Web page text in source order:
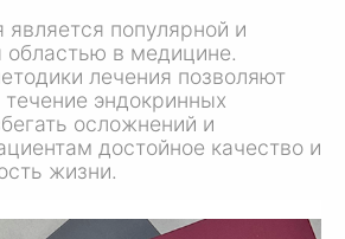
является популярной и
в медицине.
лечения позволяют
течение эндокринных
осложнений и
достойное качество и
жизни.